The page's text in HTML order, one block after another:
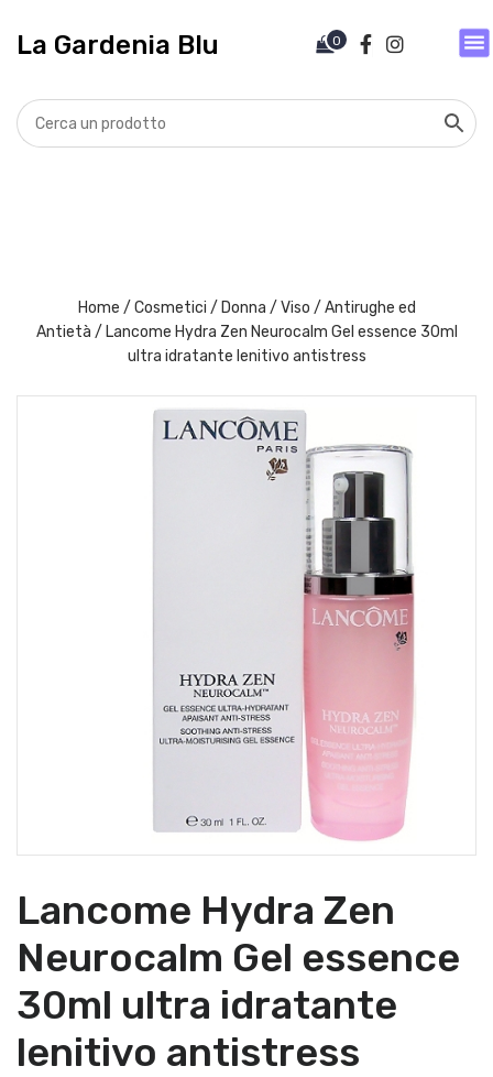
La Gardenia Blu 0
Home / Cosmetici / Donna / Viso / Antirughe ed
Antietà / Lancome Hydra Zen Neurocalm Gel essence 30ml
ultra idratante lenitivo antistress
Lancome Hydra Zen
Neurocalm Gel essence
30ml ultra idratante
lenitivo antistress